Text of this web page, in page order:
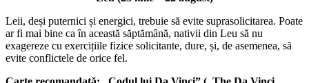
Leii, deși puternici și energici, trebuie să evite suprasolicitarea. Poate
ar fi mai bine ca în această săptămână, nativii din Leu să nu
exagereze cu exercițiile fizice solicitante, dure, și, de asemenea, să
evite conflictele de orice fel.